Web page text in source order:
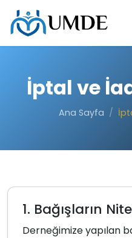
İptal ve
Ana Sayfa
1. Bağışların
Derneğimize yapılan